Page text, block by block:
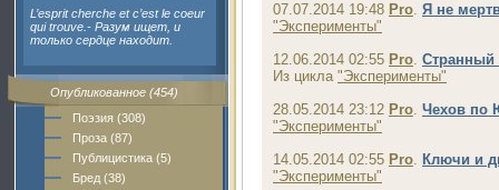
L’esprit cherche et c’est le coeur
qui trouve.- Разум ищет, и
только сердце находит.
Опубликованное (454)
Поэзия (308)
Проза (87)
Публицистика (5)
Бред (38)
07.07.2014 19:48 Pro. Я не
"Эксперименты"
12.06.2014 02:55 Pro. Странный
Из цикла "Эксперименты"
28.05.2014 23:12 Pro. Чехов по
"Эксперименты"
14.05.2014 02:55 Pro. Ключи и
"Эксперименты"